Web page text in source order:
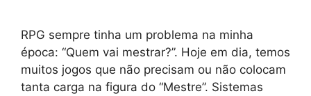
RPG sempre tinha um problema na minha
época: “Quem vai mestrar?”. Hoje em dia, temos
muitos jogos que não precisam ou não colocam
tanta carga na figura do “Mestre”. Sistemas